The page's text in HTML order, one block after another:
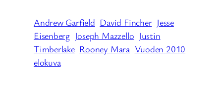
Andrew Garfield David Fincher Jesse
Eisenberg Joseph Mazzello Justin
Timberlake Rooney Mara Vuoden 2010
elokuva